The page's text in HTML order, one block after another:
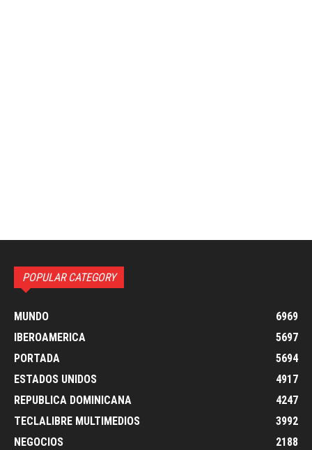
POPULAR CATEGORY
MUNDO
6969
IBEROAMERICA
5697
PORTADA
5694
ESTADOS UNIDOS
4917
REPUBLICA DOMINICANA
4247
TECLALIBRE MULTIMEDIOS
3992
NEGOCIOS
2188